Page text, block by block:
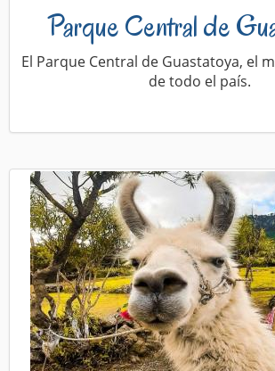
Parque Central de
El Parque Central de Guastatoya, el
de todo el país.